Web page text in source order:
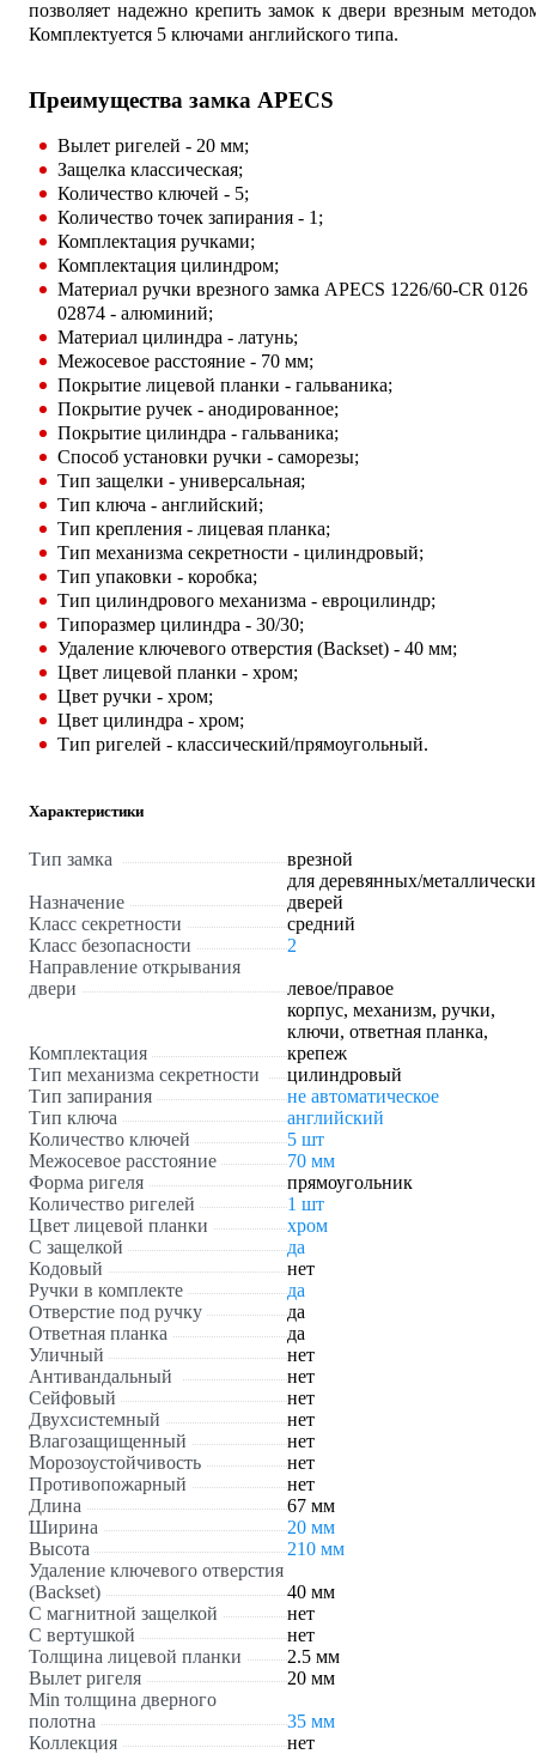
позволяет надежно крепить замок к двери врезным
Комплектуется 5 ключами английского типа.
Преимущества замка APECS
Вылет ригелей - 20 мм;
Защелка классическая;
Количество ключей - 5;
Количество точек запирания - 1;
Комплектация ручками;
Комплектация цилиндром;
Материал ручки врезного замка APECS 1226/60-CR 0126
02874 - алюминий;
Материал цилиндра - латунь;
Межосевое расстояние - 70 мм;
Покрытие лицевой планки - гальваника;
Покрытие ручек - анодированное;
Покрытие цилиндра - гальваника;
Способ установки ручки - саморезы;
Тип защелки - универсальная;
Тип ключа - английский;
Тип крепления - лицевая планка;
Тип механизма секретности - цилиндровый;
Тип упаковки - коробка;
Тип цилиндрового механизма - евроцилиндр;
Типоразмер цилиндра - 30/30;
Удаление ключевого отверстия (Backset) - 40 мм;
Цвет лицевой планки - хром;
Цвет ручки - хром;
Цвет цилиндра - хром;
Тип ригелей - классический/прямоугольный.
Характеристики
Тип замка врезной
Назначение
для деревянных/
дверей
Класс секретности
средний
Класс безопасности
2
Направление открывания
двери
левое/правое
Комплектация
корпус, механизм, ручки,
ключи, ответная планка,
крепеж
Тип механизма секретности
цилиндровый
Тип запирания
не автоматическое
Тип ключа
английский
Количество ключей
5 шт
Межосевое расстояние
70 мм
Форма ригеля
прямоугольник
Количество ригелей
1 шт
Цвет лицевой планки
хром
С защелкой
да
Кодовый
нет
Ручки в комплекте
да
Отверстие под ручку
да
Ответная планка
да
Уличный
нет
Антивандальный
нет
Сейфовый
нет
Двухсистемный
нет
Влагозащищенный
нет
Морозоустойчивость
нет
Противопожарный
нет
Длина
67 мм
Ширина
20 мм
Высота
210 мм
Удаление ключевого отверстия
(Backset)
40 мм
С магнитной защелкой
нет
С вертушкой
нет
Толщина лицевой планки
2.5 мм
Вылет ригеля
20 мм
Min толщина дверного
полотна
35 мм
Коллекция
нет